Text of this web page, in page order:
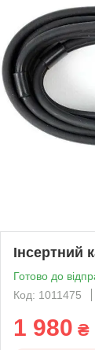
Інсертний
Готово до
Код: 1011475
1 980 ₴